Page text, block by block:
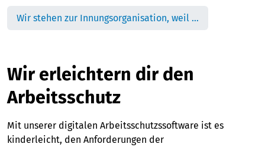
Wir stehen zur Innungsorganisation, weil …
Wir erleichtern dir den
Arbeitsschutz
Mit unserer digitalen Arbeitsschutzssoftware ist es
kinderleicht, den Anforderungen der